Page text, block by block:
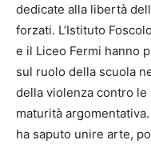
dedicate alla libertà
forzati. L’Istituto
e il Liceo Fermi hanno
sul ruolo della scuola
della violenza contro
maturità argomentativa.
ha saputo unire arte,